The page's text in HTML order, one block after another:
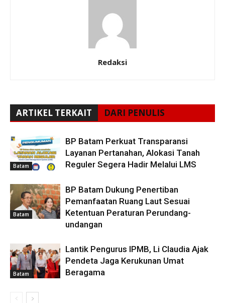
Redaksi
ARTIKEL TERKAIT DARI PENULIS
Batam
BP Batam Perkuat Transparansi
Layanan Pertanahan, Alokasi Tanah
Reguler Segera Hadir Melalui LMS
Batam
BP Batam Dukung Penertiban
Pemanfaatan Ruang Laut Sesuai
Ketentuan Peraturan Perundang-
undangan
Batam
Lantik Pengurus IPMB, Li Claudia Ajak
Pendeta Jaga Kerukunan Umat
Beragama